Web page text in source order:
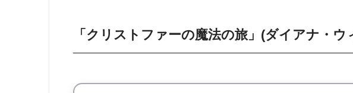
「クリストファーの魔法の旅」(ダイアナ・